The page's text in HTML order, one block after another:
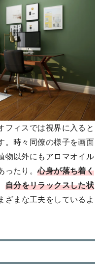
フィスでは視界に入ると
。時々同僚の様子を画面
物以外にもアロマオイル
ったり。心身が落ち着く
自分をリラックスした状
ざまな工夫をしているよ